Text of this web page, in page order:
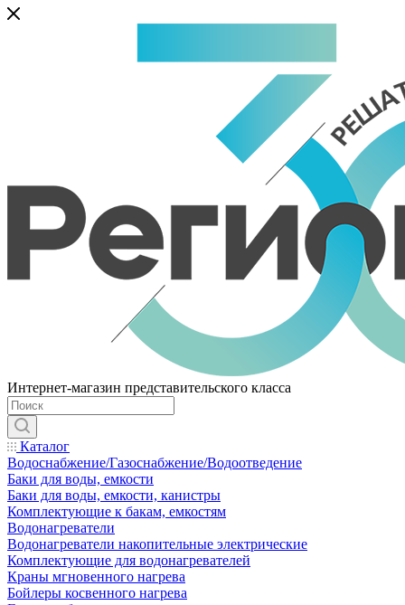
Интернет-магазин представительского класса
Каталог
Водоснабжение/Газоснабжение/Водоотведение
Баки для воды, емкости
Баки для воды, емкости, канистры
Комплектующие к бакам, емкостям
Водонагреватели
Водонагреватели накопительные электрические
Комплектующие для водонагревателей
Краны мгновенного нагрева
Бойлеры косвенного нагрева